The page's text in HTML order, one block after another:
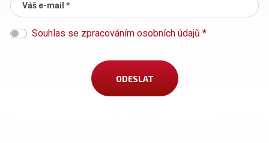
Váš e-mail *
Souhlas se zpracováním osobních údajů *